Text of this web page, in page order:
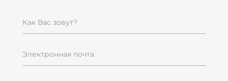
Как Вас зовут?
Электронная почта